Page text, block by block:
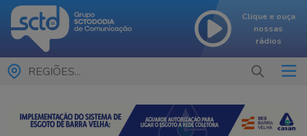
Clique e ouça
nossas
rádios
REGIÕES...